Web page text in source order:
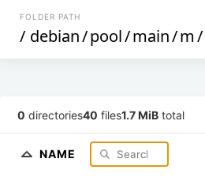
FOLDER PATH
/ debian/pool/main/m/
0 directories40 files1.7 MiB total
NAME